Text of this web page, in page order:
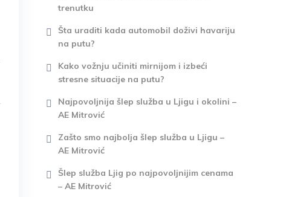
trenutku
Šta uraditi kada automobil doživi havariju
na putu?
Kako vožnju učiniti mirnijom i izbeći
stresne situacije na putu?
Najpovoljnija šlep služba u Ljigu i okolini –
AE Mitrović
Zašto smo najbolja šlep služba u Ljigu –
AE Mitrović
Šlep služba Ljig po najpovoljnijim cenama
– AE Mitrović